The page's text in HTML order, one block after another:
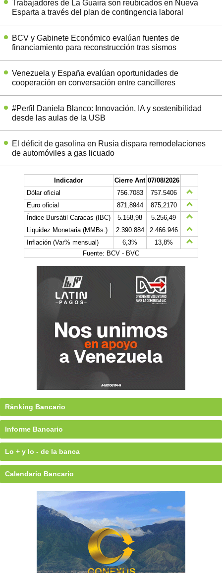
Trabajadores de La Guaira son reubicados en Nueva
Esparta a través del plan de contingencia laboral
BCV y Gabinete Económico evalúan fuentes de
financiamiento para reconstrucción tras sismos
Venezuela y España evalúan oportunidades de
cooperación en conversación entre cancilleres
#Perfil Daniela Blanco: Innovación, IA y sostenibilidad
desde las aulas de la USB
El déficit de gasolina en Rusia dispara remodelaciones
de automóviles a gas licuado
Indicador Cierre Ant 07/08/2026
Dólar oficial
756.7083
757.5406
Euro oficial
871,8944
875,2170
Índice Bursátil Caracas (IBC)
5.158,98
5.256,49
Liquidez Monetaria (MMBs.)
2.390.884
2.466.946
Inflación (Var% mensual)
6,3%
13,8%
Fuente: BCV - BVC
Ránking Bancario
Informe Bancario
Lo + y lo - de la banca
Calendario Bancario